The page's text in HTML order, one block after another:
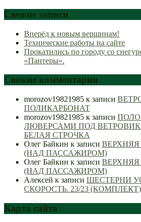
Свежие записи
Вперёд к новым вершинам!
Технические работы на сайте
Прокатились по городу со
«Пантеры».
Свежие комментарии
morozov19821985 к записи
ПОЛИКАРБОНАТ
morozov19821985 к записи
ЛЮВЕРСАМИ ПОД
БЕЛАЯ СТРОЧКА
Олег Байкин к записи
(НАД ПАССАЖИРОМ)
Олег Байкин к записи
(НАД ПАССАЖИРОМ)
Алексей к записи ШЕСТЕРНИ
СКОРОСТЬ. 23/23
Карта сайта